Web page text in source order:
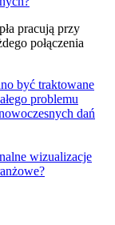
pracują przy
połączenia
być traktowane
problemu
dań
wizualizacje